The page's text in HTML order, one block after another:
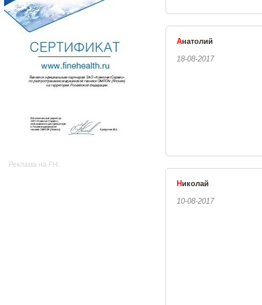
Реклама на FH:
Анатолий
18-08-2017
Н иколай
10-08-2017